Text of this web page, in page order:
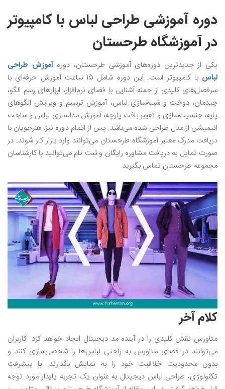
دوره آموزشی طراحی لباس با کامپیوتر
در آموزشگاه طرحستان
یکی از جدیدترین دوره‌های آموزشی طرحستان، دورهآموزش طراحی
لباس
با کامپیوتر است. این دوره شامل 15 ساعت آموزش حرفه‌ای با
سرفصل‌های کلیدی از جمله آشنایی با فضای نرم‌افزار، ابزارهای رسم الگو،
چیدمان، دوخت و شبیه‌سازی لباس، آموزش ترسیم و ویرایش الگوهای
پایه، جنسیت‌سازی و تغییر بافت پارچه، آموزش مدلسازی لباس و ساخت
انیمیشن از مدل طراحی شده می‌باشد. پس از اتمام دوره نیز، هنرجویان با
دریافت مدرک معتبر آموزشگاه طرحستان می‌توانند وارد بازار کار شوند. در
صورت تمایل به دریافت مشاوره رایگان و ثبت نام می‌توانید با کارشناسان
مجموعه طرحستان تماس بگیرید.
کلام آخر
متاورس نقش کلیدی را در آینده مد دیجیتال ایجاد خواهد کرد. کاربران
می‌توانند در فضای متاورس به راحتی لباس‌ها را شخصی‌سازی کنند و
بدون محدودیت خلاقیت خود را به نمایش بگذارند. با پیشرفت
تکنولوژی، طراحی لباس دیجیتال به عنوان یک تجربه پایدار مورد توجه